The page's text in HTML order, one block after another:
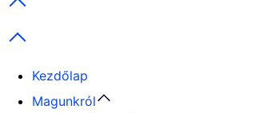
Previous items
Next items
Kezdőlap
Magunkról